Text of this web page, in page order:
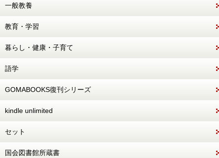
一般教養
教育・学習
暮らし・健康・子育て
語学
GOMABOOKS復刊シリーズ
kindle unlimited
セット
国会図書館所蔵書